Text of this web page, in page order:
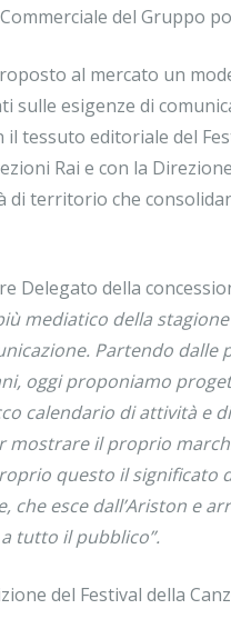
del Gruppo
al mercato un
sulle esigenze di
tessuto editoriale del
Rai e con la
di territorio che
Delegato della
mediatico della
Partendo dalle
oggi proponiamo
calendario di attività e
mostrare il proprio
questo il significato
esce dall’Ariston e
tutto il pubblico”.
del Festival della